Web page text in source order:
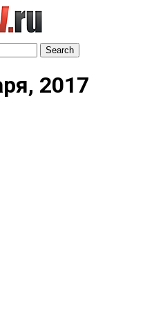
Search
2017